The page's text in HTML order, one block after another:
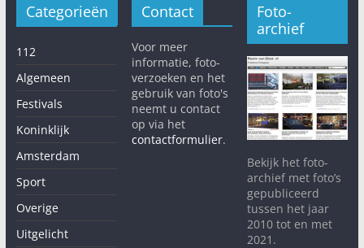
Categorieën
112
Algemeen
Festivals
Koninklijk
Amsterdam
Sport
Overige
Uitgelicht
Contact
Voor meer
informatie, foto-
verzoeken en het
gebruik van foto's
neemt u contact
op via het
contactformulier.
Foto-
archief
Bekijk het foto-
archief met foto’s
gepubliceerd
tussen het jaar
2010 tot en met
2021.